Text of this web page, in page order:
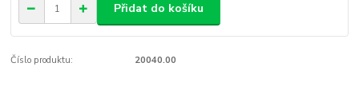
Přidat do košíku
Číslo produktu: 20040.00